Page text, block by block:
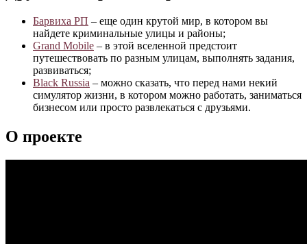
Барвиха РП – еще один крутой мир, в котором вы
найдете криминальные улицы и районы;
Grand Mobile – в этой вселенной предстоит
путешествовать по разным улицам, выполнять задания,
развиваться;
Black Russia – можно сказать, что перед нами некий
симулятор жизни, в котором можно работать, заниматься
бизнесом или просто развлекаться с друзьями.
О проекте